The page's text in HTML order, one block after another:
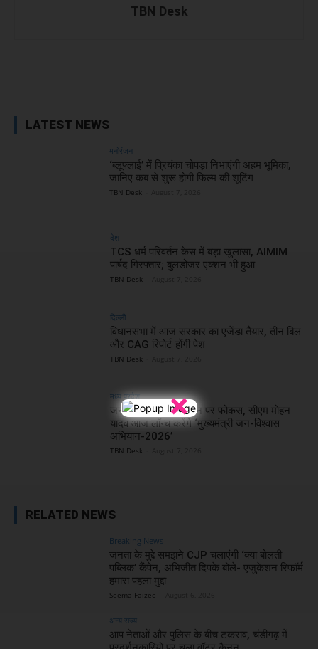
×
TBN Desk
LATEST NEWS
मनोरंजन
‘ब्लूफ्लाई’ में प्रियंका चोपड़ा निभाएंगी अहम भूमिका,
जानिए कब से शुरू होगी फिल्म की शूटिंग
TBN Desk
देश
TCS धर्म परिवर्तन केस में बड़ा खुलासा, AIMIM
पार्षद गिरफ्तार; बुलडोजर एक्शन भी हुआ
TBN Desk
दिल्ली
विधानसभा में आज सरकार का एजेंडा तैयार, तीन बिल
और CAG रिपोर्ट होंगी पेश
TBN Desk
मध्य प्रदेश
जनसमस्याओं के समाधान पर फोकस, सीएम मोहन
यादव आज लॉन्च करेंगे ‘मुख्यमंत्री जन-विश्वास
अभियान-2026’
TBN Desk
RELATED NEWS
Breaking News
जनता के मुद्दे समझने CJP चलाएंगी ‘क्या बोलती
पब्लिक’ कैंपेन, अभिजीत दिपके बोले- एजुकेशन रिफॉर्म
हमारा पहला मुद्दा
Seema Faizee
अन्य राज्य
आप नेताओं और पुलिस के बीच टकराव, चंडीगढ़ में